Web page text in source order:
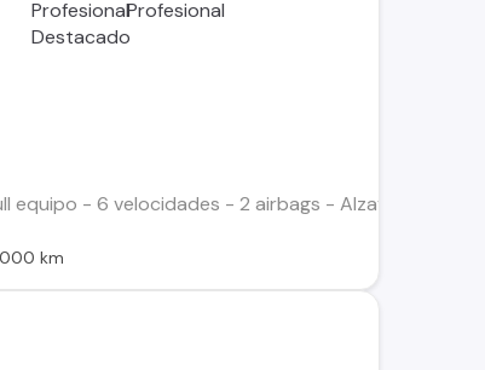
equipo - 6 velocidades - 2 airbags - Alzavidrios
km